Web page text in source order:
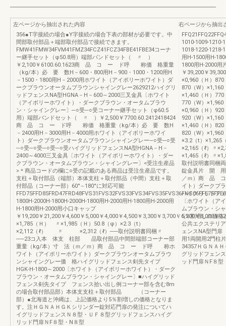
左ページから抽出された内容
356●T字接続の場合●Y字接続の場合下表の部材が必要です。中
間部取付部品＋端部取付部品で接続できます。
FMW41FMW34FVM41FMZ34FCZ41FCZ34FBE41FBE34コーナ
ー継手セット（φ50.8用）端部バンドセット（ 〃 ）
￥2,100￥6100.60.1623商 品 コ ー ド呼 称価 格重量
（kg/本）必 要 数H－600・800用H－900・1000・1200用H
－1500・1800用H－2000用ホワイト（アイボリーホワイト）ダ
ークブラウンオータムブラウンシャイングレー2629212ハイグリ
ッドフェンスNA型HGNA－H－600～2000三叉金具〔ホワイト
（アイボリーホワイト）・ダークブラウン・オータムブラウ
ン・シャイングレー〕─○受─○受コーナー継手セット（φ60.5
用）端部バンドセット（ 〃 ）￥2,500￥7700.60.2412418424
商 品 コ ー ド呼 称価 格重量（kg/本）必 要 数H
－2400用H－3000用H－4000用ホワイト（アイボリーホワイ
ト）ダークブラウンオータムブラウンシャイングレー─○受─○受
─○受─○受─○受─○受ハイグリッドフェンスNA型HGNA－H－
2400～4000三叉金具〔ホワイト（アイボリーホワイト）・ダー
クブラウン・オータムブラウン・シャイングレー〕<受注生産品
>＊商品コードの欄に○受の記載のある商品は受注生産品です。
支柱＋取付部品（端部）本体支柱＋取付部品（中間）支柱＋取
付部品（コーナー部）60°∼180°に対応可能
1800H-2000H-1800H-2000H-1800用H-2000用H-1800用H-2000用
H-1800用H-2000用小口キャップ
￥19,200￥21,200￥4,600￥5,000￥4,000￥4,500￥3,300￥3,700￥6,200￥8,000￥
×1,785（Ｈ） 〃×1,985（Ｈ）50.8（φ）×2.3（t）
×2,112（ℓ） 〃 ×2,312（ℓ）──取付説明書同梱〃
──23コ入本 体支 柱部 品取付部品中間部端部コーナー部
重量（kg/本）寸 法（ｍ／ｍ）商 品 コ ー ド呼 称ホ
ワイト（アイボリーホワイト）ダークブラウンオータムブラウ
ンシャイングレー価 格ハイグリッドフェンス剣先タイプ
HGK-H-1800～2000〔ホワイト（アイボリーホワイト）・ダーク
ブラウン・オータムブラウン・シャイングレー〕■ハイグリッド
フェンス剣先タイプ フェンス拾い出し例コーナー部を含む8m
の場合取付部品部）本体支支柱＋取付部品 （コーナー
部）●北海道と沖縄は、上記価格より5％割増しの価格となりま
す。注ＨＧＮＡＨＧＫシリンダー錠対応門扉の発注についてハ
イグリッドフェンスＮ８型・ＵＦ８型グリッドフェンスハイグ
リッド門扉ＮF８型・N８型
右ページから抽出
1010-1009-1210-
1018-1220-1218-
用H-1500用H-
1800用H-2000
￥39,200￥
×0,960（Ｈ）870
870（W）×1,160
×1,460（Ｈ）770
770（W）×1,960
×0,960（Ｈ）920
920（W）×1,160
×1,460（Ｈ）820
820（W）
×3.2（t）×1,265
×2,165（ℓ）〃
×1,465（ℓ）〃
取付説明書同
錠金具片 開
／ｍ）商 品
イト）ダークブ
ハイグリッドフ
〔ホワイト（ア
ムブラウン・シ
5％割増しの価格
公共エクステリ
ェンスNA型門
用1両開用2門柱
34357ＨＧＮＡ
グリッドフェン
ッド門扉ＮF８型